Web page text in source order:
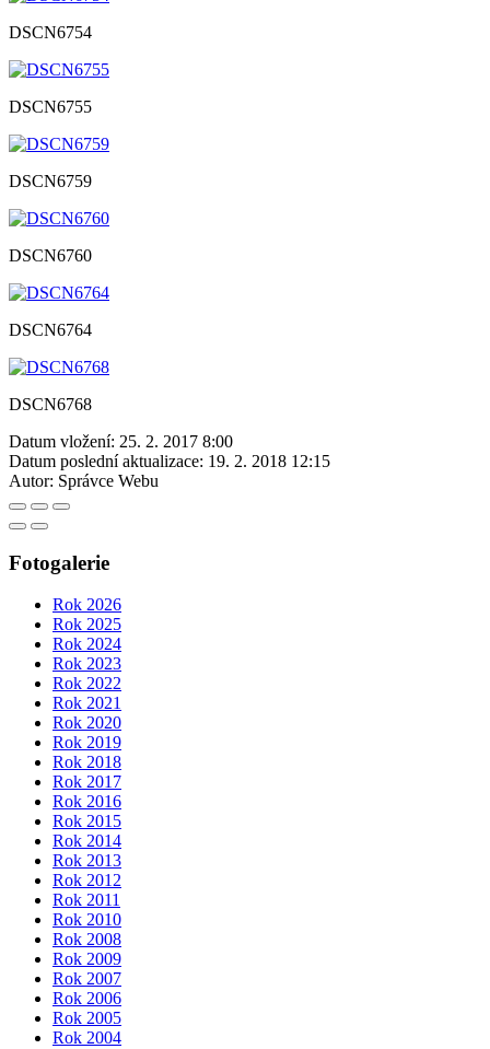
DSCN6754
DSCN6755
DSCN6759
DSCN6760
DSCN6764
DSCN6768
Datum vložení: 25. 2. 2017 8:00
Datum poslední aktualizace: 19. 2. 2018 12:15
Autor: Správce Webu
Fotogalerie
Rok 2026
Rok 2025
Rok 2024
Rok 2023
Rok 2022
Rok 2021
Rok 2020
Rok 2019
Rok 2018
Rok 2017
Rok 2016
Rok 2015
Rok 2014
Rok 2013
Rok 2012
Rok 2011
Rok 2010
Rok 2008
Rok 2009
Rok 2007
Rok 2006
Rok 2005
Rok 2004